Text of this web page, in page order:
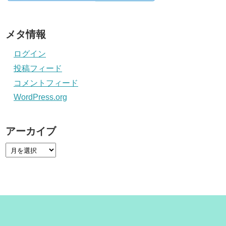
メタ情報
ログイン
投稿フィード
コメントフィード
WordPress.org
アーカイブ